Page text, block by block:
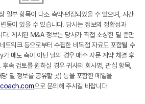
일부 항목이 다소 축약·편집되었을 수 있으며, 시간
동이 있을 수 있습니다. 당사는 정보의 정확성과
다. 게시된 M&A 정보는 당사가 직접 소싱한 딜 뿐만
트워크 등으로부터 수집한 비독점 자료도 포함될 수
매도 측이 아닌 딜의 경우 매수 자문 계약 체결 후
속 검토를 원하실 경우 귀사의 회사명, 관심 항목,
딜 정보를 공유할 곳) 등을 포함한 메일을
으로 문의해 주시길 바랍니다